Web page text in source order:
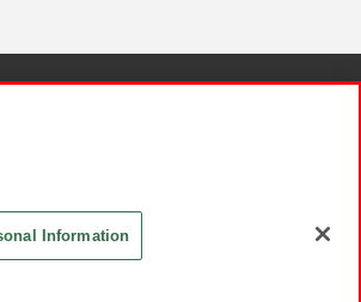
Information